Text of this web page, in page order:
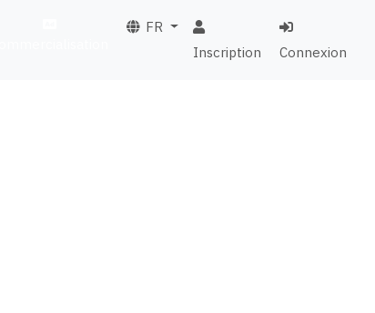
FR
Inscription
Connexion